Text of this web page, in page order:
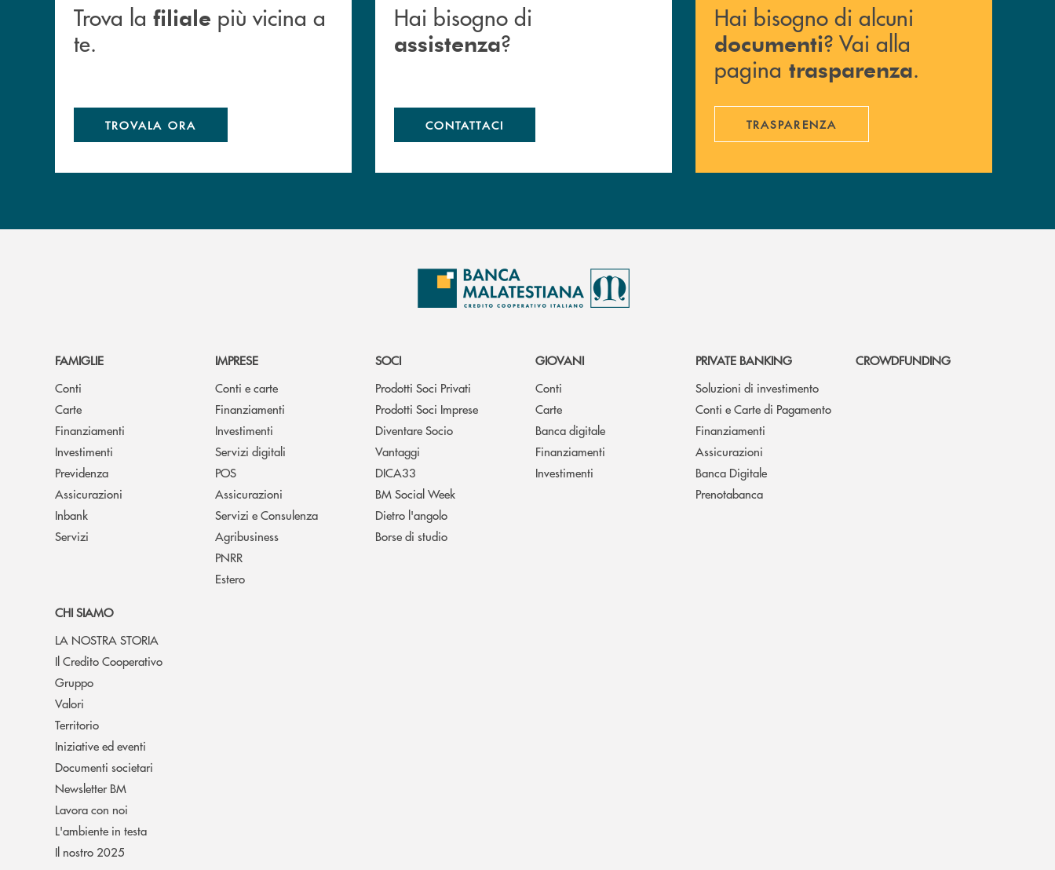
Trova la filiale più vicina a
te.
TROVALA ORA
Hai bisogno di
assistenza?
CONTATTACI
Hai bisogno di alcuni
documenti? Vai alla
pagina trasparenza.
TRASPARENZA
FAMIGLIE
Conti
Carte
Finanziamenti
Investimenti
Previdenza
Assicurazioni
Inbank
Servizi
IMPRESE
Conti e carte
Finanziamenti
Investimenti
Servizi digitali
POS
Assicurazioni
Servizi e Consulenza
Agribusiness
PNRR
Estero
SOCI
Prodotti Soci Privati
Prodotti Soci Imprese
Diventare Socio
Vantaggi
DICA33
BM Social Week
Dietro l'angolo
Borse di studio
GIOVANI
Conti
Carte
Banca digitale
Finanziamenti
Investimenti
PRIVATE BANKING
Soluzioni di investimento
Conti e Carte di Pagamento
Finanziamenti
Assicurazioni
Banca Digitale
Prenotabanca
CROWDFUNDING
CHI SIAMO
LA NOSTRA STORIA
Il Credito Cooperativo
Gruppo
Valori
Territorio
Iniziative ed eventi
Documenti societari
Newsletter BM
Lavora con noi
L'ambiente in testa
Il nostro 2025